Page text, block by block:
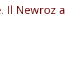
Il Newroz a